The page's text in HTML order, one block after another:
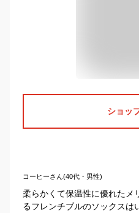
ショッ
コーヒーさん(40代・男性)
柔らかくて保温性に優れたメ
るフレンチブルのソックスは